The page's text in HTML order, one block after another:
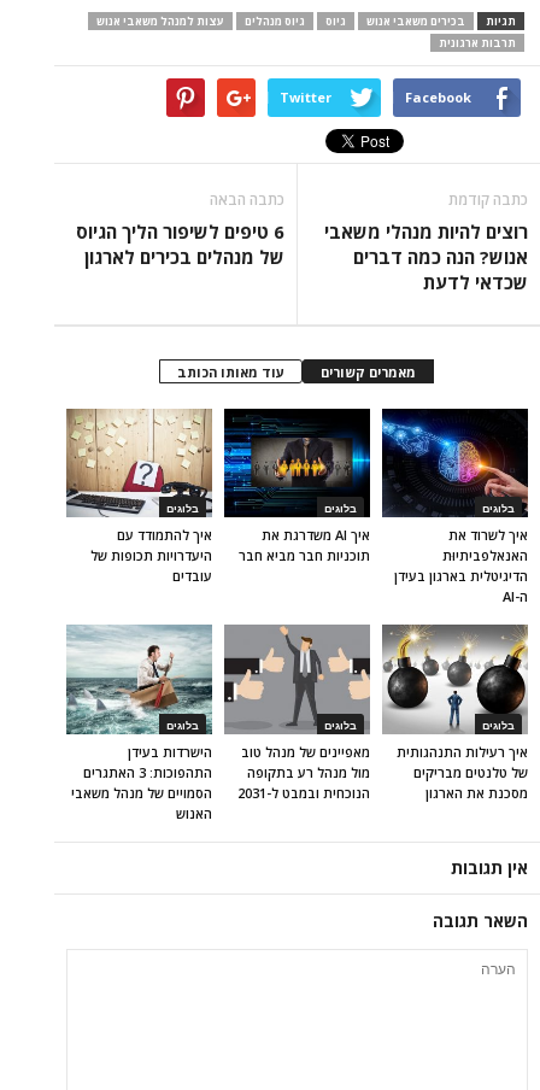
תגיות בכירים משאבי אנוש גיוס גיוס מנהלים
עצות למנהל משאבי אנוש
תרבות ארגונית
Facebook
Twitter
כתבה קודמת
רוצים להיות מנהלי משאבי
אנוש? הנה כמה דברים
שכדאי לדעת
כתבה הבאה
6 טיפים לשיפור הליך הגיוס
של מנהלים בכירים לארגון
מאמרים קשורים עוד מאותו הכותב
בלוגים
איך להתמודד עם
היעדרויות תכופות של
עובדים
בלוגים
איך AI משדרגת את
תוכניות חבר מביא חבר
בלוגים
איך לשרוד את
האנאלפביתיוּת
הדיגיטלית בארגון בעידן
ה-AI
בלוגים
הישרדות בעידן
התהפוכות: 3 האתגרים
הסמויים של מנהל משאבי
האנוש
בלוגים
מאפיינים של מנהל טוב
מול מנהל רע בתקופה
הנוכחית ובמבט ל-2031
בלוגים
איך רעילות התנהגותית
של טלנטים מבריקים
מסכנת את הארגון
אין תגובות
השאר תגובה